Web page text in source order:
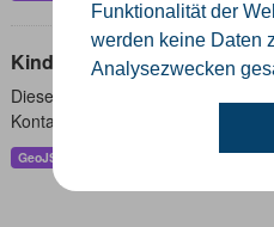
Funktionalität der
werden keine Daten
Analysezwecken
Kindertageseinrichtungen
Dieser Datensatz beinhaltet die
Kontaktinformationen.
GeoJSON